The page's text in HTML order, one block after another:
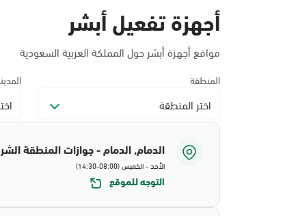
أجهزة تفعيل أبشر
مواقع أجهزة أبشر حول المملكة العربية السعودية
المنطقة
اختر المنطقة
الدمام, الدمام - جوازات المنطقة
الأحد - الخميس (08:00-14:30)
التوجه للموقع